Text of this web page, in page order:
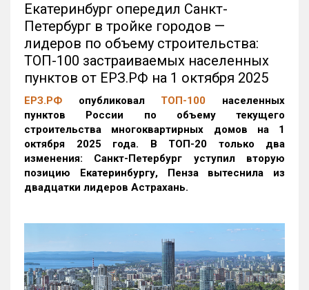
Екатеринбург опередил Санкт-
Петербург в тройке городов —
лидеров по объему строительства:
ТОП-100 застраиваемых населенных
пунктов от ЕРЗ.РФ на 1 октября 2025
ЕРЗ.РФ опубликовал ТОП-100 населенных
пунктов России по объему текущего
строительства многоквартирных домов на 1
октября 2025 года. В ТОП-20 только два
изменения: Санкт-Петербург уступил вторую
позицию Екатеринбургу, Пенза вытеснила из
двадцатки лидеров Астрахань.